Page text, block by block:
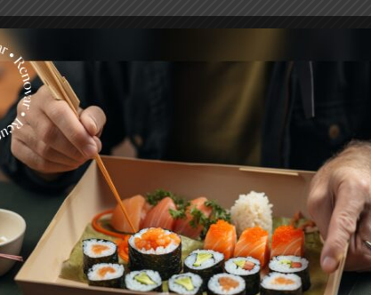
antecedentes, desde el factoring se apuntó a la
de áreas verdes en la comuna. La autoridad
sido denunciada por la actual administración
la totalidad de la boleta de fiel cumplimiento del
situación que posteriormente fue regularizada.
En tanto que nosotros no hemos cancelado
Alto presentó una querella ante el Ministerio
de delitos que podrían derivar en estafa y fraude al